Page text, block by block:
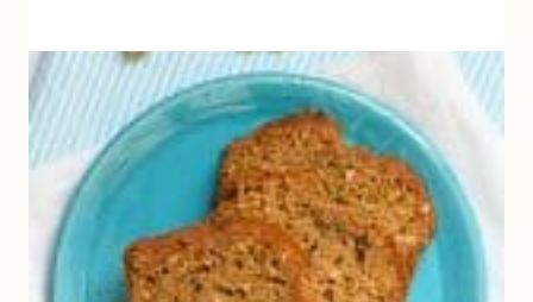
&
TOMATES
AU
THYM